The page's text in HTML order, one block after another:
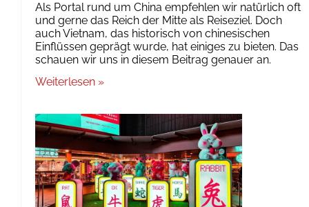
Als Portal rund um China empfehlen wir natürlich oft
und gerne das Reich der Mitte als Reiseziel. Doch
auch Vietnam, das historisch von chinesischen
Einflüssen geprägt wurde, hat einiges zu bieten. Das
schauen wir uns in diesem Beitrag genauer an.
Weiterlesen »